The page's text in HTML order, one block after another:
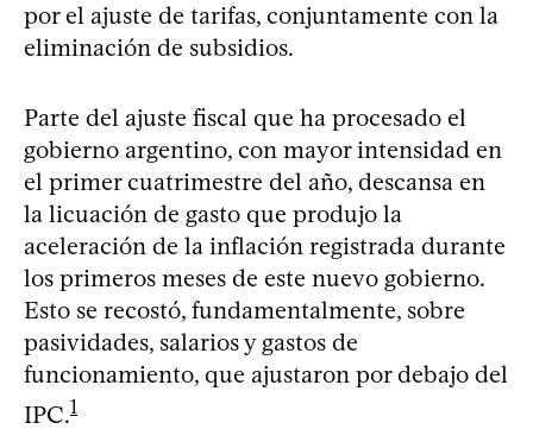
por el ajuste de tarifas, conjuntamente con la
eliminación de subsidios.
Parte del ajuste fiscal que ha procesado el
gobierno argentino, con mayor intensidad en
el primer cuatrimestre del año, descansa en
la licuación de gasto que produjo la
aceleración de la inflación registrada durante
los primeros meses de este nuevo gobierno.
Esto se recostó, fundamentalmente, sobre
pasividades, salarios y gastos de
funcionamiento, que ajustaron por debajo del
IPC.1